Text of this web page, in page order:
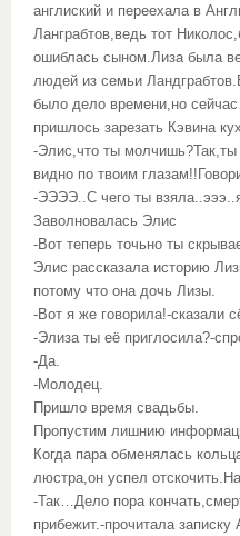
англиский и переехала в
Ланграбтов,ведь тот
ошиблась сыном.Лиза была
людей из семьи
было дело времени,но
пришлось зарезать Кэвина
-Элис,что ты
видно по твоим
-ЭЭЭЭ..С чего ты
Заволновалась Элис
-Вот теперь точьно ты
Элис рассказала историю
потому что она дочь Лизы.
-Вот я же говорила!-сказали
-Элиза ты её приглосила?-
-Да.
-Молодец.
Пришло время свадьбы.
Пропустим лишнию
Когда пара обменялась
люстра,он успел
-Так…Дело пора
прибежит.-прочитала